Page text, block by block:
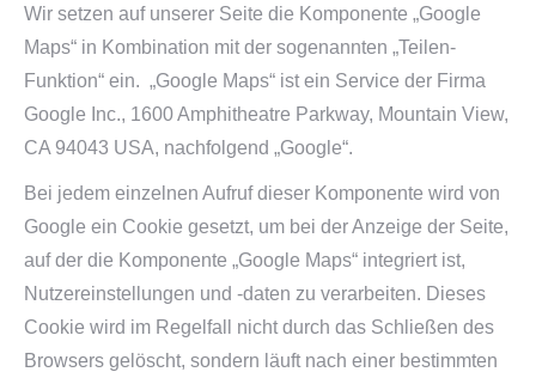
Wir setzen auf unserer Seite die Komponente „Google
Maps“ in Kombination mit der sogenannten „Teilen-
Funktion“ ein. „Google Maps“ ist ein Service der Firma
Google Inc., 1600 Amphitheatre Parkway, Mountain View,
CA 94043 USA, nachfolgend „Google“.
Bei jedem einzelnen Aufruf dieser Komponente wird von
Google ein Cookie gesetzt, um bei der Anzeige der Seite,
auf der die Komponente „Google Maps“ integriert ist,
Nutzereinstellungen und -daten zu verarbeiten. Dieses
Cookie wird im Regelfall nicht durch das Schließen des
Browsers gelöscht, sondern läuft nach einer bestimmten